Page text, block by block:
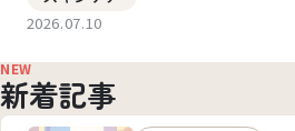
2026.07.10
NEW
新着記事